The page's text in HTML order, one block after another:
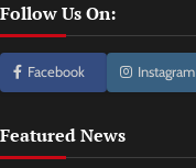
Follow Us On:
Facebook Instagram
Featured News